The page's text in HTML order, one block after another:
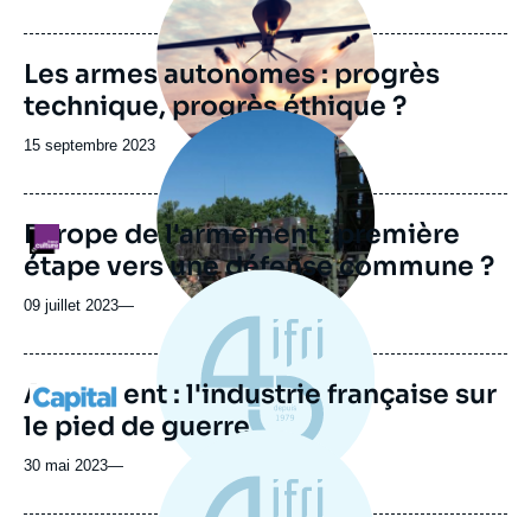
du
journal,
revue
ou
émission
Les armes autonomes : progrès
technique, progrès éthique ?
Date
publication
15 septembre 2023
Logo
Image
principale
médiatique
Europe de l'armement : première
étape vers une défense commune ?
09 juillet 2023—
Logo
Armement : l'industrie française sur
le pied de guerre
30 mai 2023—